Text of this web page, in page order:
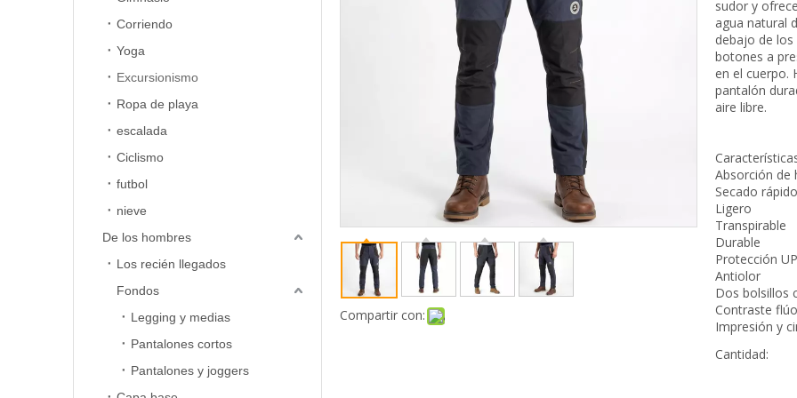
Fondos
Capa base
Accesorios
Niños
Tops
Fondos
Capa base
Accesorios
Corriendo
Yoga
Excursionismo
Ropa de playa
escalada
Ciclismo
futbol
nieve
De los hombres
Los recién llegados
Fondos
Legging y medias
Pantalones cortos
Pantalones y joggers
Compartir con:
sudor y
agua natural
debajo de
botones a
en el cuerpo.
pantalón
aire libre.
Absorción de
Secado rápido
Ligero
Transpirable
Durable
Protección
Antiolor
Dos bolsillos
Contraste
Impresión y
Cantidad: